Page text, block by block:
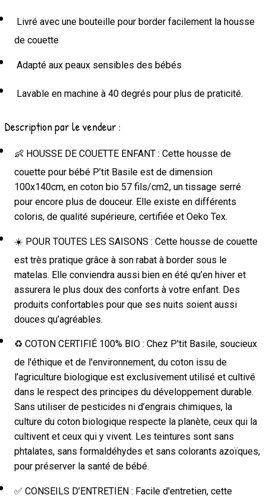
Livré avec une bouteille pour border facilement la housse
de couette
Adapté aux peaux sensibles des bébés
Lavable en machine à 40 degrés pour plus de praticité.
Description par le vendeur :
👶 HOUSSE DE COUETTE ENFANT : Cette housse de
couette pour bébé P’tit Basile est de dimension
100x140cm, en coton bio 57 fils/cm2, un tissage serré
pour encore plus de douceur. Elle existe en différents
coloris, de qualité supérieure, certifiée et Oeko Tex.
☀️ POUR TOUTES LES SAISONS : Cette housse de couette
est très pratique grâce à son rabat à border sous le
matelas. Elle conviendra aussi bien en été qu’en hiver et
assurera le plus doux des conforts à votre enfant. Des
produits confortables pour que ses nuits soient aussi
douces qu’agréables.
♻️ COTON CERTIFIÉ 100% BIO : Chez P'tit Basile, soucieux
de l'éthique et de l'environnement, du coton issu de
l’agriculture biologique est exclusivement utilisé et cultivé
dans le respect des principes du développement durable.
Sans utiliser de pesticides ni d’engrais chimiques, la
culture du coton biologique respecte la planète, ceux qui la
cultivent et ceux qui y vivent. Les teintures sont sans
phtalates, sans formaldéhydes et sans colorants azoïques,
pour préserver la santé de bébé.
✅ CONSEILS D’ENTRETIEN : Facile d'entretien, cette